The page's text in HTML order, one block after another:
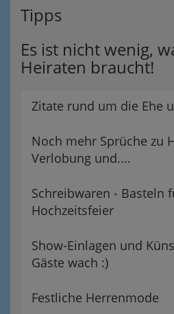
Tipps
Es ist nicht wenig,
Heiraten braucht!
Zitate rund um die Ehe
Noch mehr Sprüche zu
Verlobung und....
Schreibwaren - Basteln
Hochzeitsfeier
Show-Einlagen und
Gäste wach :)
Festliche Herrenmode